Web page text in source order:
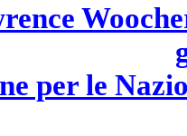
per le